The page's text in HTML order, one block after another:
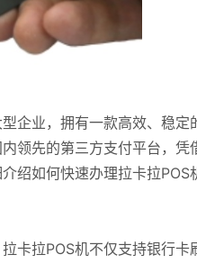
企业，拥有一款高效、稳定
领先的第三方支付平台，凭
绍如何快速办理拉卡拉POS
卡拉POS机不仅支持银行卡